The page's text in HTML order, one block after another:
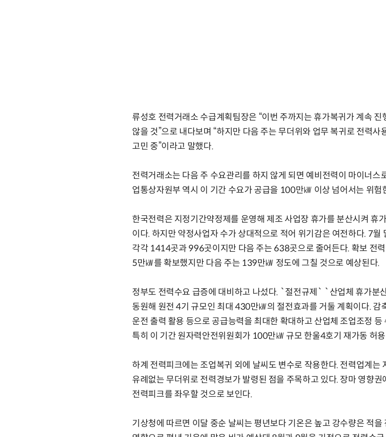
류성호 전력거래소 수급계획팀장은 “이번 주까지는 휴가복귀가 계속 진
않을 것”으로 내다보며 “하지만 다음 주는 무더위와 업무 복귀로 전력
고민 중”이라고 말했다.
전력거래소는 다음 주 수요관리를 하지 않게 되면 예비전력이 마이너스
업통상자원부 역시 이 기간 수요가 공급을 100만㎾ 이상 넘어서는 위험
한국전력은 지정기간약정제를 운영해 제조 사업장 휴가를 분산시켜 휴
이다. 하지만 약정사업자 수가 상대적으로 적어 위기감은 여전하다. 7월
각각 1414곳과 996곳이지만 다음 주는 638곳으로 줄어든다. 확보 전
5만㎾를 확보했지만 다음 주는 139만㎾ 정도에 그칠 것으로 예상된다.
정부도 전력수요 급증에 대비하고 나섰다. `절전규제` `산업체 휴가
동원해 원전 4기 규모인 최대 430만㎾의 절전효과를 거둘 계획이다. 감
운전 출력 활용 등으로 공급능력을 최대한 확대하고 산업체 조업조정
특히 이 기간 원자력안전위원회가 100만㎾ 규모 한울4호기 재가동 허
하계 전력피크에는 조업복귀 외에 날씨도 변수로 작용한다. 전력업계는
유례없는 무더위로 전력경보가 발령된 점을 주목하고 있다. 장마 영향
전력피크를 좌우할 것으로 보인다.
기상청에 따르면 이달 중순 날씨는 평년보다 기온은 높고 강수량은 적